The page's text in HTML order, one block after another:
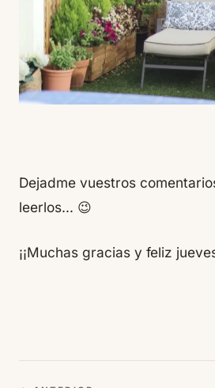
Dejadme vuestros
leerlos… 😉
¡¡Muchas gracias y feliz